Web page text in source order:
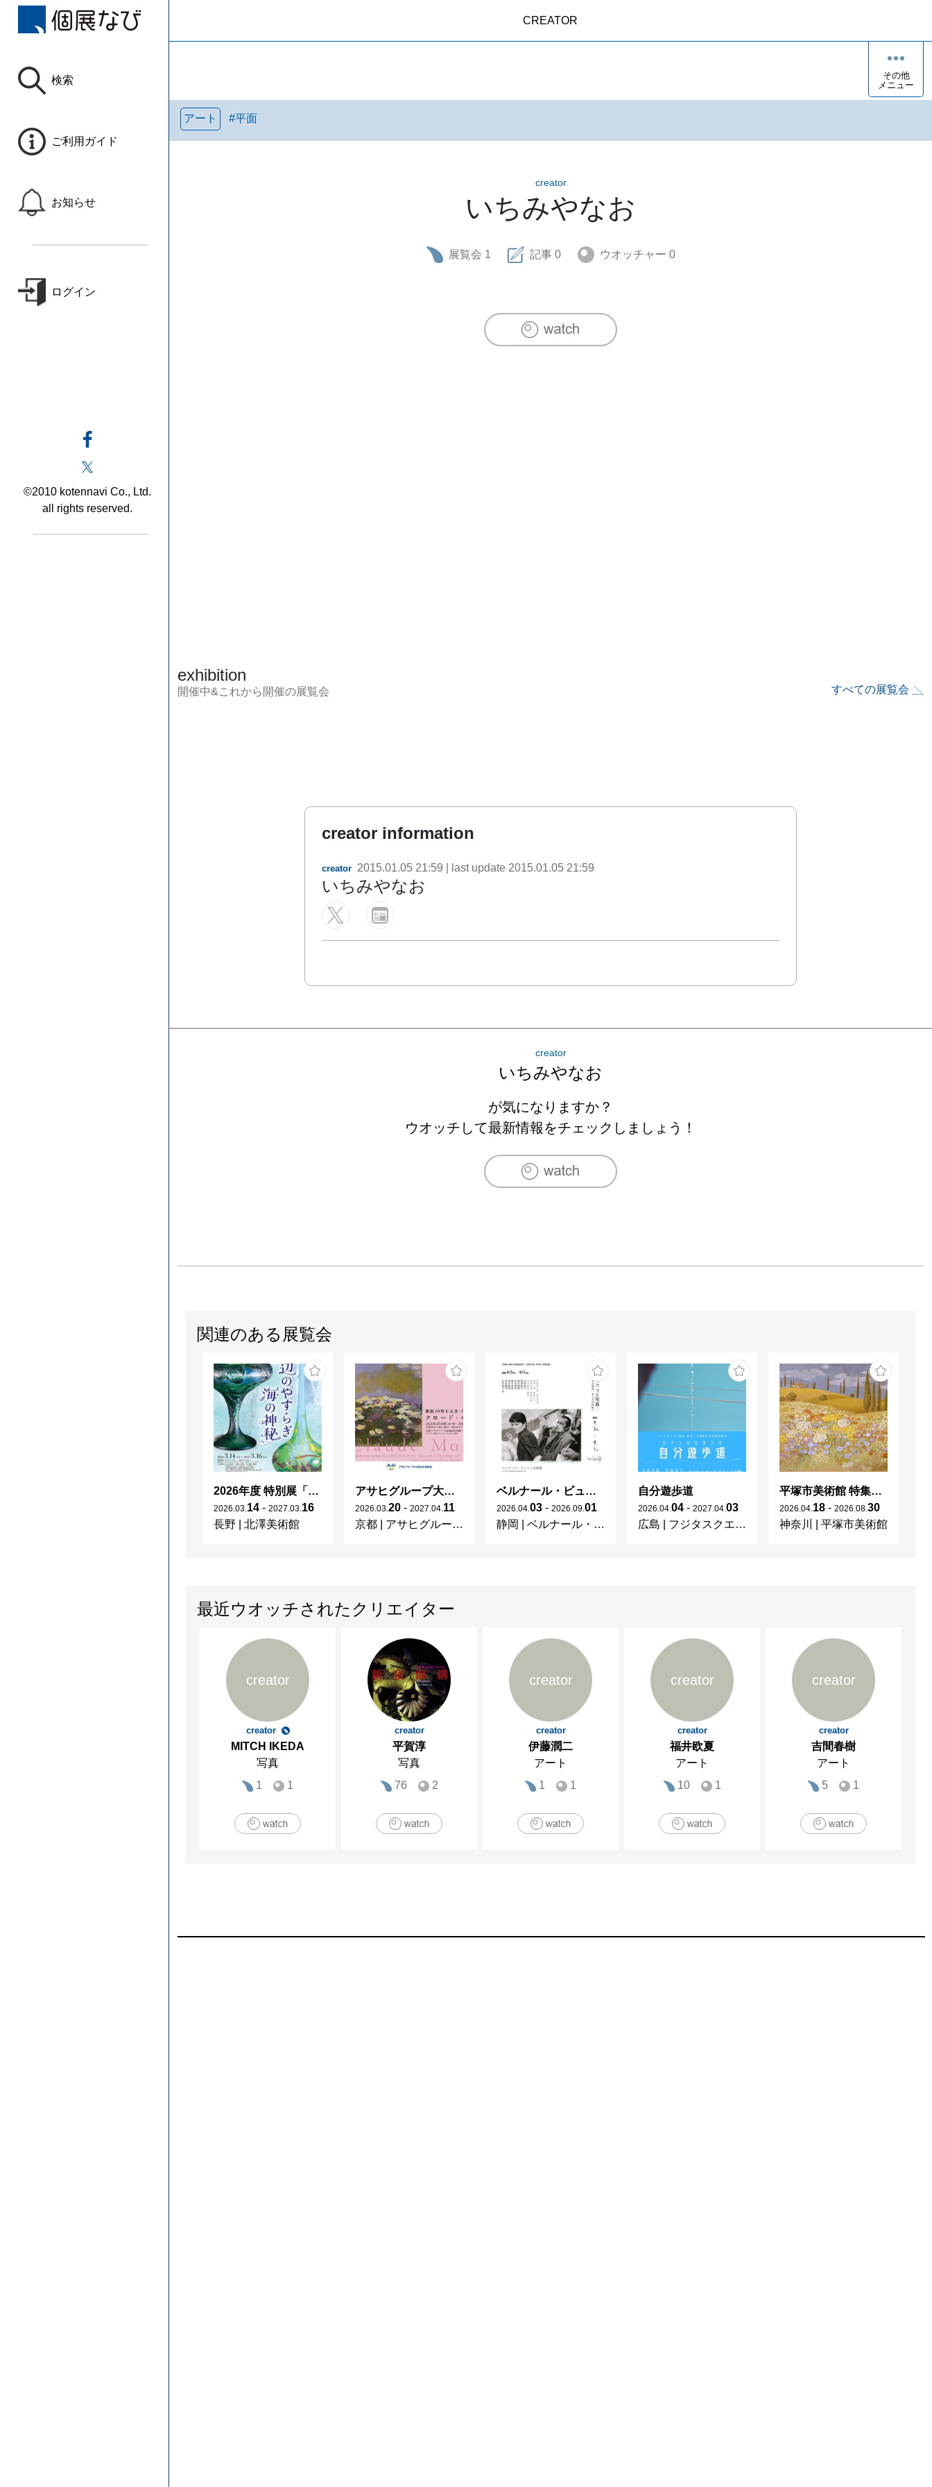
検索
ご利用ガイド
お知らせ
ログイン
©2010 kotennavi Co., Ltd.
all rights reserved.
CREATOR
その他
メニュー
アート #平面
creator
いちみやなお
展覧会 1 記事 0 ウオッチャー 0
exhibition
開催中&これから開催の展覧会 すべての展覧会
creator information
creator 2015.01.05 21:59 | last update 2015.01.05 21:59
いちみやなお
creator
いちみやなお
が気になりますか？
ウオッチして最新情報をチェックしましょう！
関連のある展覧会
2026年度 特別展「ガレとドーム、アール･ヌーヴォーのガラス 水辺のやすらぎ、海の神秘」
2026 03 14 - 2027 03 16
長野
北澤美術館
アサヒグループ大山崎山荘美術館 開館30周年記念展「没後100年 クロード・モネ」
2026 03 20 - 2027 04 11
京都
アサヒグループ大山崎山荘美術館
ベルナール・ビュフェと写真 ーカメラがとらえたビュフェとその時代、そして21 世紀へ
2026 04 03 - 2026 09 01
静岡
ベルナール・ビュフェ美術館
自分遊歩道
2026 04 04 - 2027 04 03
広島
フジタスクエアまるくる大野
平塚市美術館 特集展 花の表現、その多様性／特別展示 新収蔵品展
2026 04 18 - 2026 08 30
神奈川
平塚市美術館
最近ウオッチされたクリエイター
creator
creator
MITCH IKEDA
写真
1
1
creator
平賀淳
写真
76
2
creator
creator
伊藤潤二
アート
1
1
creator
creator
福井欧夏
アート
10
1
creator
creator
吉間春樹
アート
5
1